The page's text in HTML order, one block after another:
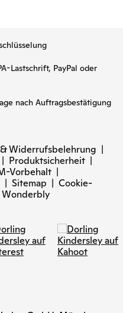
Lastschrift, PayPal oder
nach Auftragsbestätigung
Widerrufsbelehrung |
| Produktsicherheit |
Vorbehalt |
| Sitemap | Cookie-
Wonderbly